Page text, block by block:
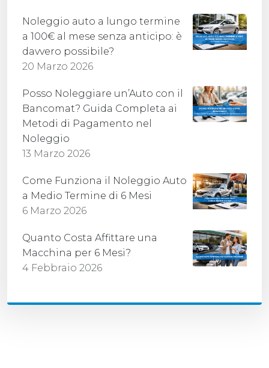
Noleggio auto a lungo termine
a 100€ al mese senza anticipo: è
davvero possibile?
20 Marzo 2026
Posso Noleggiare un’Auto con il
Bancomat? Guida Completa ai
Metodi di Pagamento nel
Noleggio
13 Marzo 2026
Come Funziona il Noleggio Auto
a Medio Termine di 6 Mesi
6 Marzo 2026
Quanto Costa Affittare una
Macchina per 6 Mesi?
4 Febbraio 2026